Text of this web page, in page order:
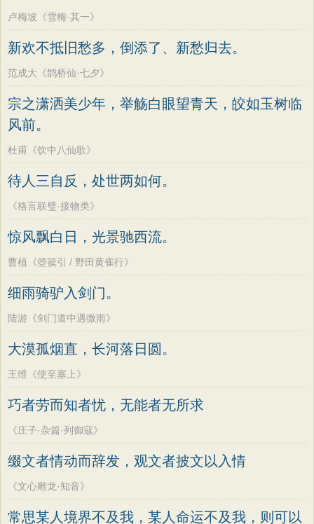
卢梅坡《雪梅·其一》
新欢不抵旧愁多，倒添了、新愁归去。
范成大《鹊桥仙·七夕》
宗之潇洒美少年，举觞白眼望青天，皎如玉树临
风前。
杜甫《饮中八仙歌》
待人三自反，处世两如何。
《格言联璧·接物类》
惊风飘白日，光景驰西流。
曹植《箜篌引 / 野田黄雀行》
细雨骑驴入剑门。
陆游《剑门道中遇微雨》
大漠孤烟直，长河落日圆。
王维《使至塞上》
巧者劳而知者忧，无能者无所求
《庄子·杂篇·列御寇》
缀文者情动而辞发，观文者披文以入情
《文心雕龙·知音》
常思某人境界不及我，某人命运不及我，则可以